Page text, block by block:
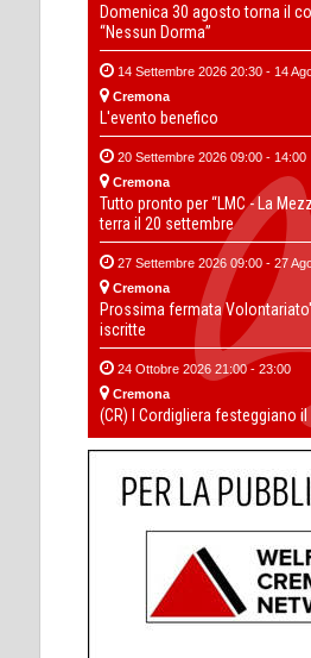
Domenica 30 agosto torna il
“Nessun Dorma”
14 Settembre 2026 20:30 - 14
Cremona
L'evento benefico
20 Settembre 2026 09:00 - 14:00
Cremona
Tutto pronto per “LMC - La
terra il 20 settembre
27 Settembre 2026 09:00 - 27
Cremona
Prossima fermata
iscritte
24 Ottobre 2026 21:00 - 23:00
Cremona
(CR) I Cordigliera festeggiano